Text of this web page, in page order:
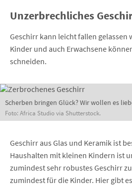
Unzerbrechliches
Geschirr kann leicht fallen gelassen
Kinder und auch Erwachsene
schneiden.
Scherben bringen Glück? Wir wollen es
Foto: Africa Studio via Shutterstock.
Geschirr aus Glas und Keramik ist
Haushalten mit kleinen Kindern ist
zumindest sehr robustes Geschirr
zumindest für die Kinder. Hier gibt